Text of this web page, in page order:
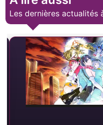
Les dernières actualités